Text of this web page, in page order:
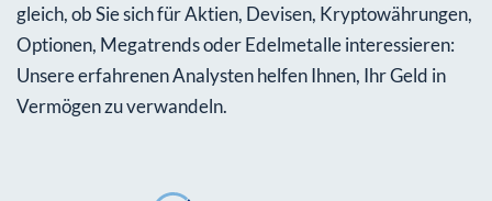
gleich, ob Sie sich für Aktien, Devisen, Kryptowährungen,
Optionen, Megatrends oder Edelmetalle interessieren:
Unsere erfahrenen Analysten helfen Ihnen, Ihr Geld in
Vermögen zu verwandeln.